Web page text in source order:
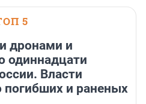
5
дронами и
одиннадцати
Власти
и раненых